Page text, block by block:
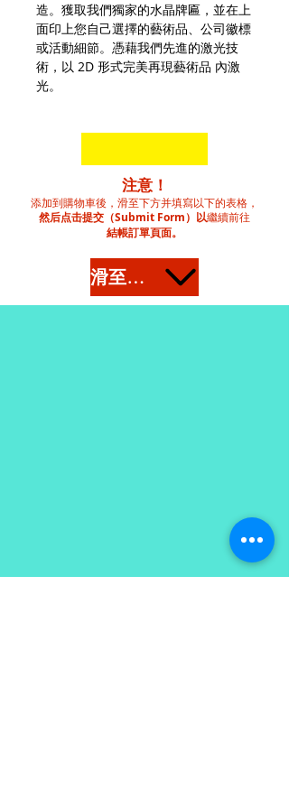
造。獲取我們獨家的水晶牌匾，並在上
面印上您自己選擇的藝術品、公司徽標
或活動細節。憑藉我們先進的激光技
術，以 2D 形式完美再現藝術品 內激
光。
注意！
添加到購物車後，滑至下方并填寫以下的表格，
然后点击提交（Submit Form）以繼續前往
結帳訂單頁面。
滑至下方